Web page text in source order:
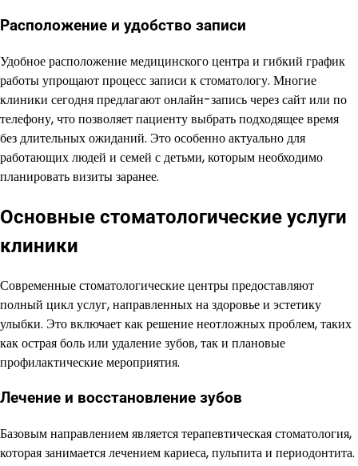
Расположение и удобство записи
Удобное расположение медицинского центра и гибкий график
работы упрощают процесс записи к стоматологу. Многие
клиники сегодня предлагают онлайн-запись через сайт или по
телефону, что позволяет пациенту выбрать подходящее время
без длительных ожиданий. Это особенно актуально для
работающих людей и семей с детьми, которым необходимо
планировать визиты заранее.
Основные стоматологические услуги
клиники
Современные стоматологические центры предоставляют
полный цикл услуг, направленных на здоровье и эстетику
улыбки. Это включает как решение неотложных проблем, таких
как острая боль или удаление зубов, так и плановые
профилактические мероприятия.
Лечение и восстановление зубов
Базовым направлением является терапевтическая стоматология,
которая занимается лечением кариеса, пульпита и периодонтита.